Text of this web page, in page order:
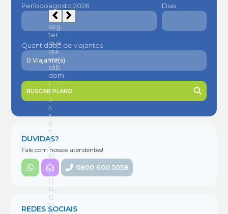
Período Dias
Quantidade de viajantes
BUSCAR PLANO
DUVIDAS?
Fale com nossos atendentes!
0800 600 5058
REDES SOCIAIS